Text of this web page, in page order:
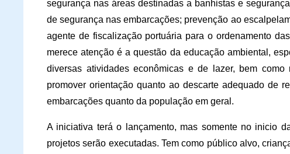
segurança nas áreas destinadas a banhistas e
de segurança nas embarcações; prevenção ao
agente de fiscalização portuária para o ordenamento
merece atenção é a questão da educação ambiental,
diversas atividades econômicas e de lazer, bem
promover orientação quanto ao descarte adequado de
embarcações quanto da população em geral.
A iniciativa terá o lançamento, mas somente no inicio
projetos serão executadas. Tem como público alvo, c